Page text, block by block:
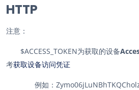
HTTP
注意：
$ACCESS_TOKEN为获取的设备
考获取设备访问凭证
例如：